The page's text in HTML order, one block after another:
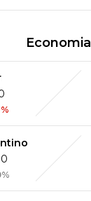
Economia